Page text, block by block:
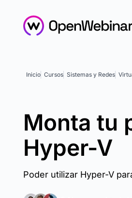
Inicio Cursos Sistemas y Redes
Monta tu
Hyper-V
Poder utilizar Hyper-V